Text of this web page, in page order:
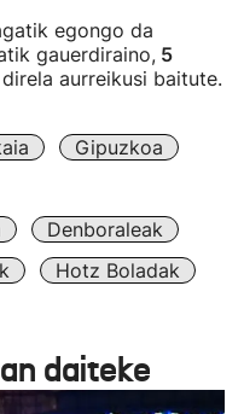
egongo da
gauerdiraino, 5
aurreikusi baitute.
Gipuzkoa
Denboraleak
Hotz Boladak
daiteke